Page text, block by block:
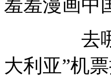
羞羞漫画
去哪儿数
大利亚”机